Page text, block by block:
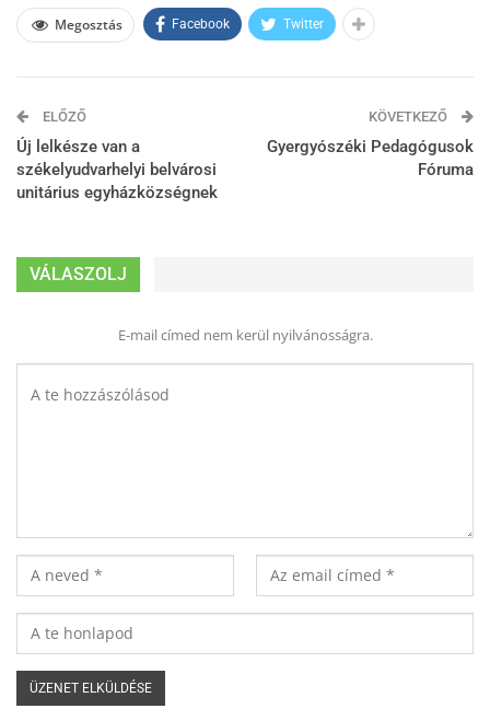
Megosztás Facebook Twitter
ELŐZŐ
Új lelkésze van a
székelyudvarhelyi belvárosi
unitárius egyházközségnek
KÖVETKEZŐ
Gyergyószéki Pedagógusok
Fóruma
VÁLASZOLJ
E-mail címed nem kerül nyilvánosságra.